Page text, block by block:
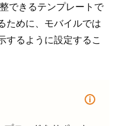
できるテンプレ⁠ートで
ために⁠、モバイルでは
するように設定するこ